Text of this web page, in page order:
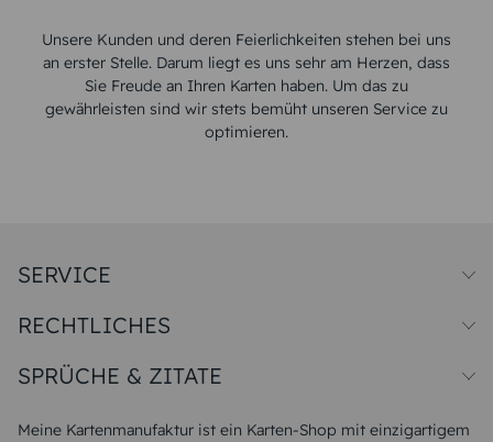
Unsere Kunden und deren Feierlichkeiten stehen bei uns
an erster Stelle. Darum liegt es uns sehr am Herzen, dass
Sie Freude an Ihren Karten haben. Um das zu
gewährleisten sind wir stets bemüht unseren Service zu
optimieren.
Meine Kartenmanufaktur ist ein Karten-Shop mit einzigartigem
SERVICE
Papiersorten
Unsere Produktion
Magazin
FAQ
RECHTLICHES
Widerrufsbelehrung
SPRÜCHE & ZITATE
Liebeskummer Sprüche